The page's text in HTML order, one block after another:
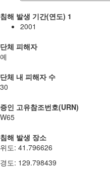
침해 발생 기간(연도) 1
2001
단체 피해자
예
단체 내 피해자 수
30
증인 고유참조번호(URN)
W65
침해 발생 장소
위도: 41.796626
경도: 129.798439